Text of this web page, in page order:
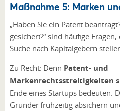
Maßnahme 5: Marken
„Haben Sie ein Patent
gesichert?“ sind häufige
Suche nach Kapitalgebern
Zu Recht: Denn Patent- und
Markenrechtsstreitigkeiten
Ende eines Startups bedeuten.
Gründer frühzeitig absichern